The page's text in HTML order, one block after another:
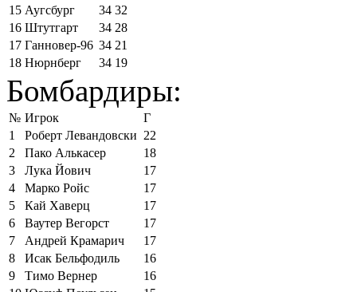
15 Аугсбург 34 32
16 Штутгарт 34 28
17 Ганновер-96 34 21
18 Нюрнберг 34 19
Бомбардиры:
№ Игрок
Г
1
Роберт Левандовски 22
2
Пако Алькасер
18
3
Лука Йович
17
4
Марко Ройс
17
5
Кай Хаверц
17
6
Ваутер Вегорст
17
7
Андрей Крамарич
17
8
Исак Бельфодиль
16
9
Тимо Вернер
16